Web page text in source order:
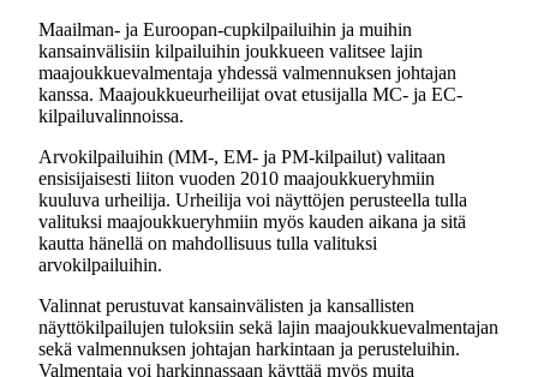
Maailman- ja Euroopan-cupkilpailuihin ja muihin
kansainvälisiin kilpailuihin joukkueen valitsee lajin
maajoukkuevalmentaja yhdessä valmennuksen johtajan
kanssa. Maajoukkueurheilijat ovat etusijalla MC- ja EC-
kilpailuvalinnoissa.
Arvokilpailuihin (MM-, EM- ja PM-kilpailut) valitaan
ensisijaisesti liiton vuoden 2010 maajoukkueryhmiin
kuuluva urheilija. Urheilija voi näyttöjen perusteella tulla
valituksi maajoukkueryhmiin myös kauden aikana ja sitä
kautta hänellä on mahdollisuus tulla valituksi
arvokilpailuihin.
Valinnat perustuvat kansainvälisten ja kansallisten
näyttökilpailujen tuloksiin sekä lajin maajoukkuevalmentajan
sekä valmennuksen johtajan harkintaan ja perusteluihin.
Valmentaja voi harkinnassaan käyttää myös muita